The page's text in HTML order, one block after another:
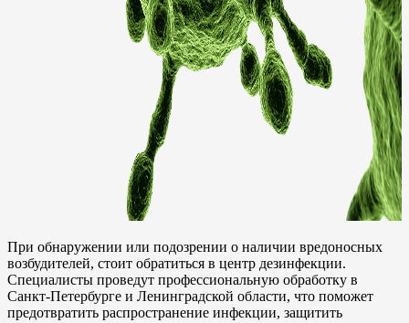
При обнаружении или подозрении о наличии вредоносных
возбудителей, стоит обратиться в центр дезинфекции.
Специалисты проведут профессиональную обработку в
Санкт-Петербурге и Ленинградской области, что поможет
предотвратить распространение инфекции, защитить